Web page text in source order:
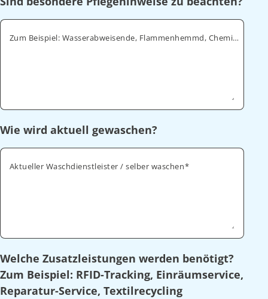
Zum Beispiel: Wasserabweisende, Flammenhemmd, Chemikalienabweisende
Wie wird aktuell gewaschen?
Aktueller Waschdienstleister / selber waschen
Welche Zusatzleistungen werden benötigt?
Zum Beispiel: RFID-Tracking, Einräumservice,
Reparatur-Service, Textilrecycling